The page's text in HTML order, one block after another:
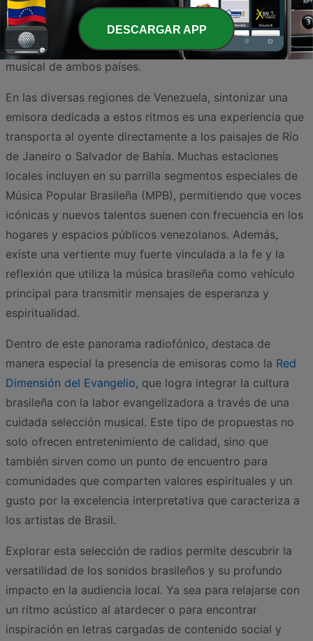
Esta influencia se manifiesta no solo en los géneros
tradicionales, sino también en propuestas
contemporáneas que fusionan lo mejor de la producción
musical de ambos países.
En las diversas regiones de Venezuela, sintonizar una
emisora dedicada a estos ritmos es una experiencia que
transporta al oyente directamente a los paisajes de Río
de Janeiro o Salvador de Bahía. Muchas estaciones
locales incluyen en su parrilla segmentos especiales de
Música Popular Brasileña (MPB), permitiendo que voces
icónicas y nuevos talentos suenen con frecuencia en los
hogares y espacios públicos venezolanos. Además,
existe una vertiente muy fuerte vinculada a la fe y la
reflexión que utiliza la música brasileña como vehículo
principal para transmitir mensajes de esperanza y
espiritualidad.
Dentro de este panorama radiofónico, destaca de
manera especial la presencia de emisoras como la Red
Dimensión del Evangelio, que logra integrar la cultura
brasileña con la labor evangelizadora a través de una
cuidada selección musical. Este tipo de propuestas no
solo ofrecen entretenimiento de calidad, sino que
también sirven como un punto de encuentro para
comunidades que comparten valores espirituales y un
gusto por la excelencia interpretativa que caracteriza a
los artistas de Brasil.
Explorar esta selección de radios permite descubrir la
versatilidad de los sonidos brasileños y su profundo
impacto en la audiencia local. Ya sea para relajarse con
un ritmo acústico al atardecer o para encontrar
inspiración en letras cargadas de contenido social y
DESCARGAR APP